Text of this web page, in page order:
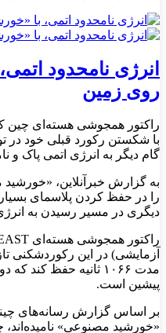
انرژی نامحدود
روی زمین
راکتور همجوشی هسته‌ای چین
با شکستن رکورد قبلی خود در
گام دیگر به انرژی اتمی پاک و
به گزارش خبرآنلاین،
را در حفظ کردن پلاسمای
دیگری در مسیر رسیدن به
آزمایشی) در این رکوردشکنی
پیشین است.
بر اساس گزارش رسانه‌های
«خورشید مصنوعی»